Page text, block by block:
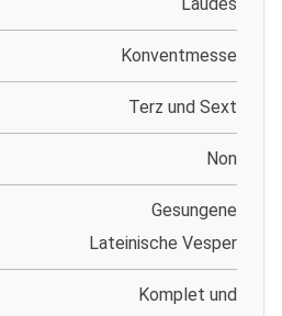
Laudes
Konventmesse
Terz und Sext
Non
Gesungene
Lateinische Vesper
Komplet und